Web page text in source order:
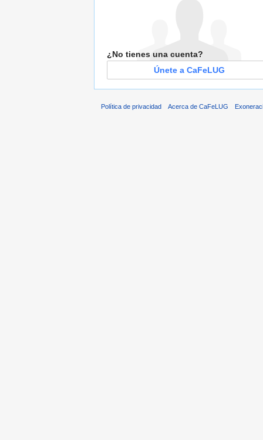
¿No tienes una cuenta?
Únete a CaFeLUG
Política de privacidad Acerca de CaFeLUG